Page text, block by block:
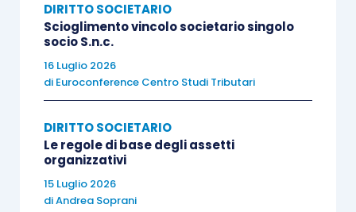
Sostenibilità sono:
evitare il cosiddetto “
migliorare latrasparenza della
agli stakeholders;
permettere una migliore
rischiad essi associati mediante una
corretta misurazione dei fattori ESG.
DIRITTO SOCIETARIO
Scioglimento vincolo societario singolo
socio S.n.c.
16 Luglio 2026
di Euroconference Centro Studi Tributari
DIRITTO SOCIETARIO
Le regole di base degli assetti
organizzativi
15 Luglio 2026
diAndrea Soprani